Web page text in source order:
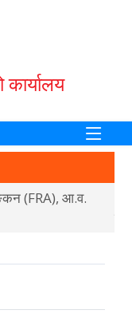
(FRA), आ.व.